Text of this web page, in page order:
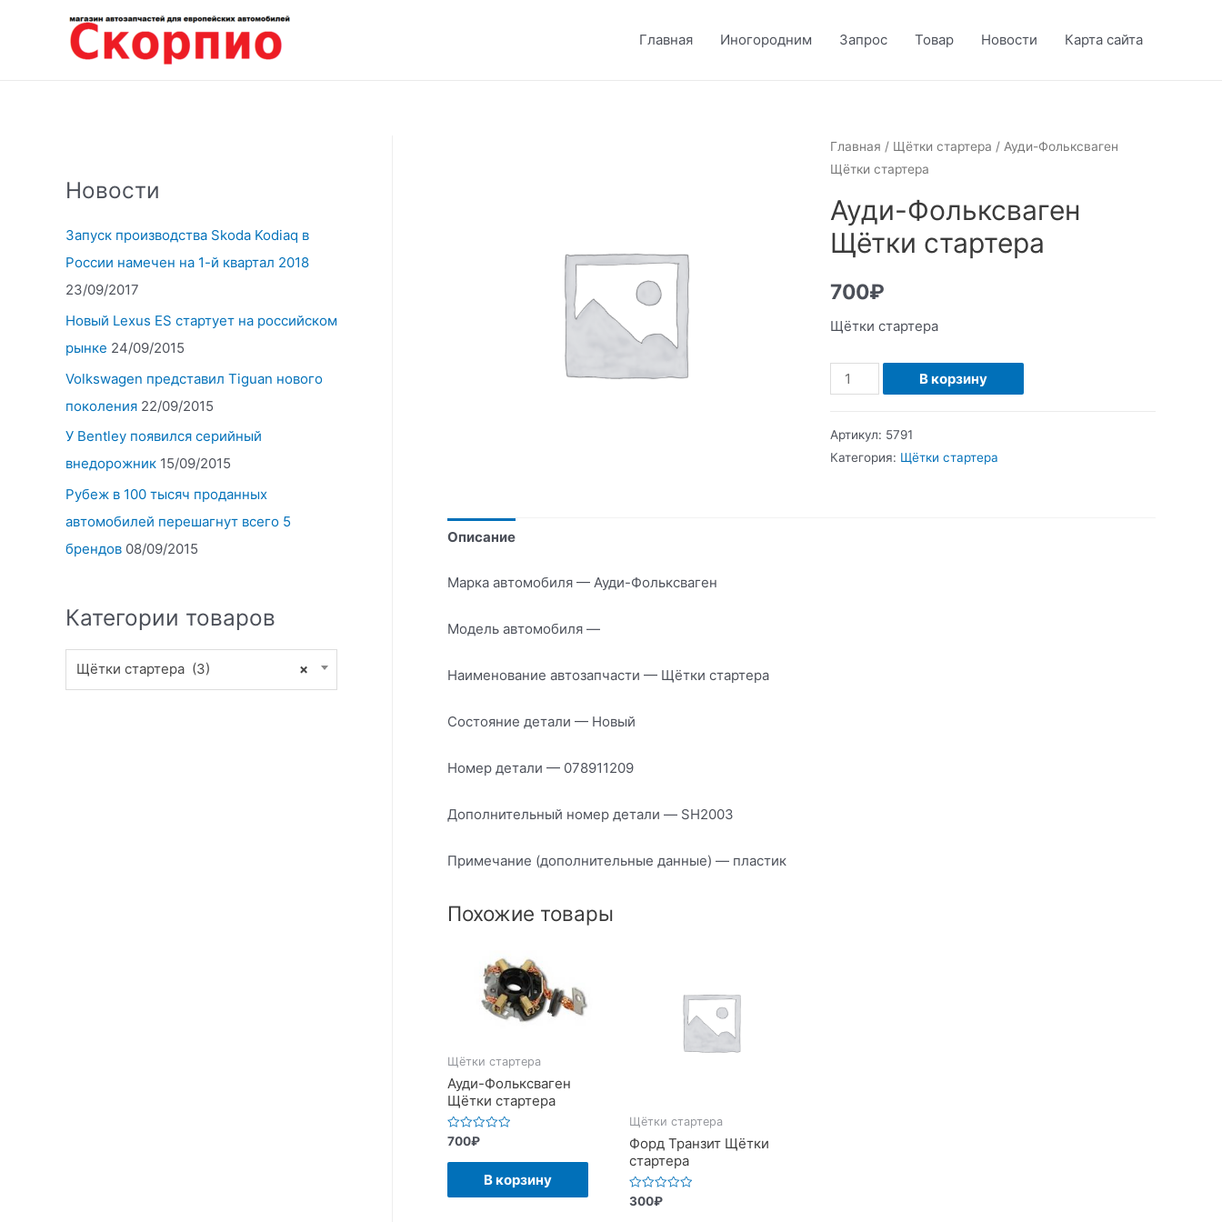
содержимому
Главная Иногородним Запрос Товар Новости Карта сайта
Новости
Запуск производства Skoda Kodiaq в
России намечен на 1-й квартал 2018
23/09/2017
Новый Lexus ES стартует на российском
рынке 24/09/2015
Volkswagen представил Tiguan нового
поколения 22/09/2015
У Bentley появился серийный
внедорожник 15/09/2015
Рубеж в 100 тысяч проданных
автомобилей перешагнут всего 5
брендов 08/09/2015
Категории товаров
×
Щётки стартера (3)
Главная / Щётки стартера / Ауди-Фольксваген
Щётки стартера
Ауди-Фольксваген
Щётки стартера
700₽
Щётки стартера
Количество
Ауди-
Щётки
В корзину
Артикул: 5791
Категория: Щётки стартера
Описание
Марка автомобиля — Ауди-Фольксваген
Модель автомобиля —
Наименование автозапчасти — Щётки стартера
Состояние детали — Новый
Номер детали — 078911209
Дополнительный номер детали — SH2003
Примечание (дополнительные данные) — пластик
Похожие товары
Щётки стартера
Ауди-Фольксваген
Щётки стартера
Оценка
0
из
700₽
В корзину
Щётки стартера
Форд Транзит Щётки
стартера
Оценка
300₽